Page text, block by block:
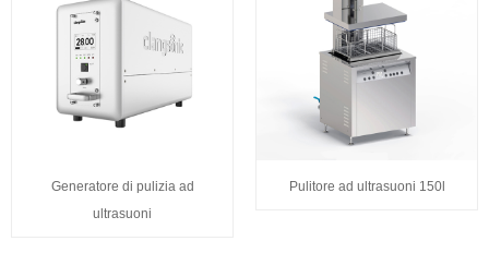
Generatore di pulizia ad
ultrasuoni
Pulitore ad ultrasuoni 150l